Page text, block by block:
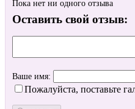
Пока нет ни одного отзыва
Оставить свой отзыв:
Ваше имя:
Пожалуйста, поставьте